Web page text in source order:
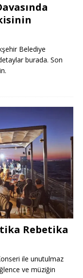
Belediye
burada. Son
Rebetika
ile unutulmaz
ve müziğin